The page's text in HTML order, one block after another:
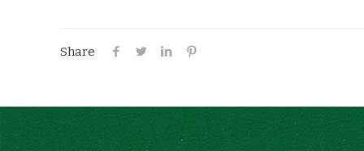
Share